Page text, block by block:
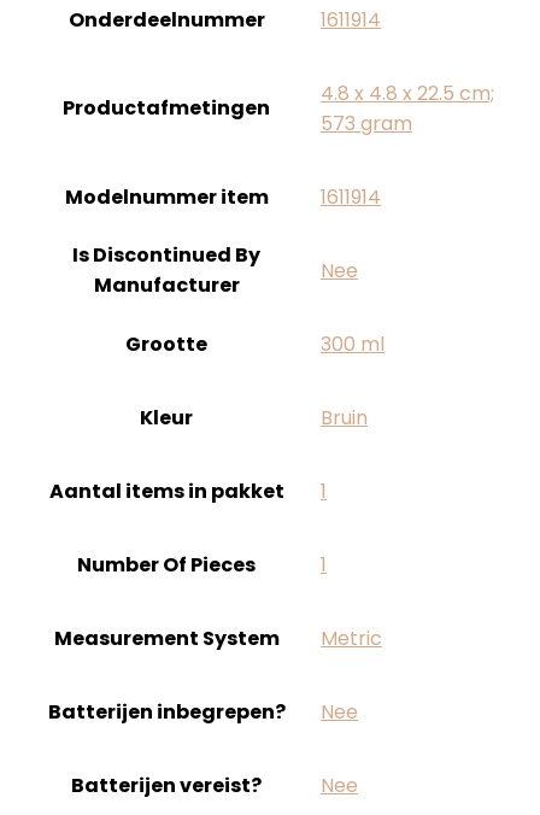
Onderdeelnummer ‎1611914
Productafmetingen
‎4.8 x 4.8 x 22.5 cm;
573 gram
Modelnummer item ‎1611914
Is Discontinued By
Manufacturer
‎Nee
Grootte ‎300 ml
Kleur ‎Bruin
Aantal items in pakket ‎1
Number Of Pieces ‎1
Measurement System ‎Metric
Batterijen inbegrepen? ‎Nee
Batterijen vereist? ‎Nee